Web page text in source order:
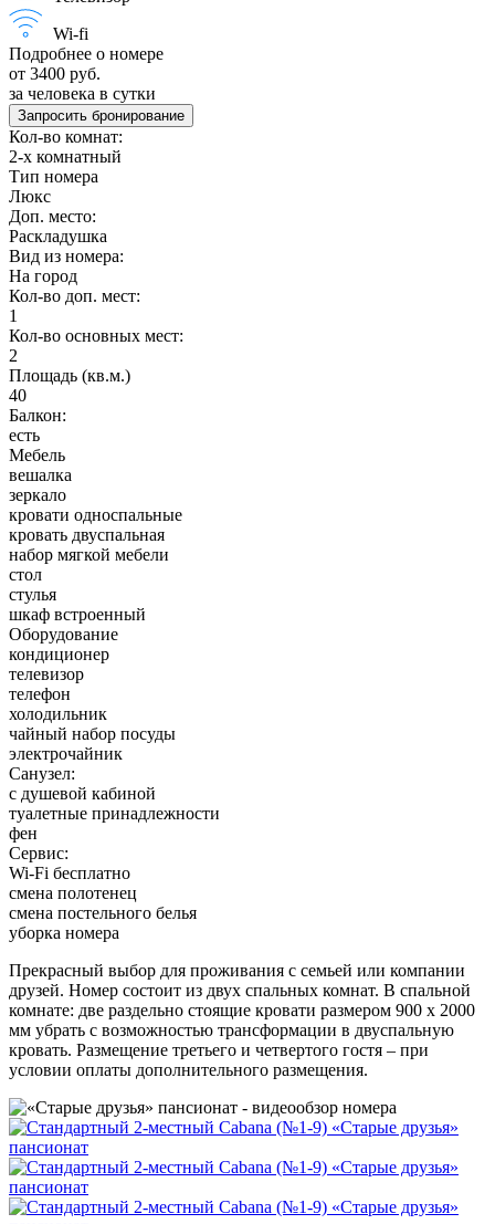
Wi-fi
Подробнее о номере
от 3400 руб.
за человека в сутки
Запросить бронирование
Кол-во комнат:
2-х комнатный
Тип номера
Люкс
Доп. место:
Раскладушка
Вид из номера:
На город
Кол-во доп. мест:
1
Кол-во основных мест:
2
Площадь (кв.м.)
40
Балкон:
есть
Мебель
вешалка
зеркало
кровати односпальные
кровать двуспальная
набор мягкой мебели
стол
стулья
шкаф встроенный
Оборудование
кондиционер
телевизор
телефон
холодильник
чайный набор посуды
электрочайник
Санузел:
с душевой кабиной
туалетные принадлежности
фен
Сервис:
Wi-Fi бесплатно
смена полотенец
смена постельного белья
уборка номера
Прекрасный выбор для проживания с семьей или компании
друзей. Номер состоит из двух спальных комнат. В спальной
комнате: две раздельно стоящие кровати размером 900 х 2000
мм убрать с возможностью трансформации в двуспальную
кровать. Размещение третьего и четвертого гостя – при
условии оплаты дополнительного размещения.